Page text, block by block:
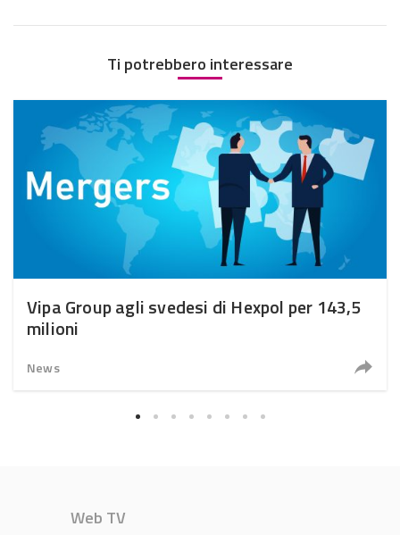
Ti potrebbero interessare
Vipa Group agli svedesi di Hexpol per 143,5
milioni
News
Web TV